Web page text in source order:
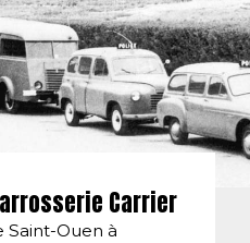
Carrier
Saint-Ouen à